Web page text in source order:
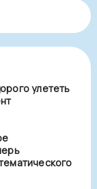
улететь